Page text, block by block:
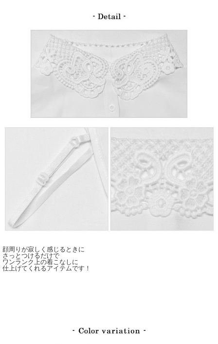
顔周りが寂しく感じるときに
さっとつけるだけで
ワンランク上の着こなしに
仕上げてくれるアイテムです！